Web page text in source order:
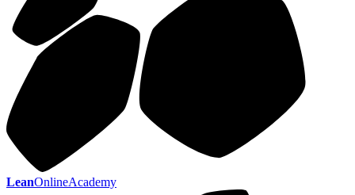
LeanOnlineAcademy